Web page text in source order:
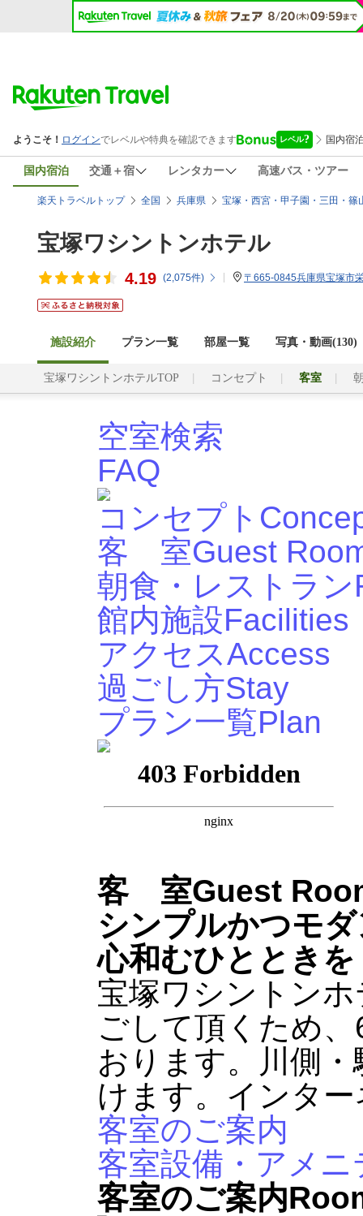
国内宿泊 交通＋宿 レンタカー 高速バス・ツアー
楽天トラベルトップ 全国 兵庫県 宝塚・西宮・甲子園・三田・篠
宝塚ワシントンホテル
4.19 (2,075件) 〒665-0845兵庫県宝塚市
施設紹介 プラン一覧 部屋一覧 写真・動画(130)
宝塚ワシントンホテルTOP コンセプト 客室
空室検索
FAQ
コンセプト
客 室Guest
朝食・レストラン
館内施設Facilities
アクセスAccess
過ごし方Stay
プラン一覧Plan
客 室Guest
シンプルかつモ
心和むひとときを
宝塚ワシントン
ごして頂くため
おります。川側
けます。インタ
客室のご案内
客室設備・アメニ
客室のご案内